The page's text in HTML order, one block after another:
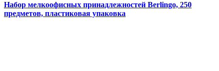
Набор мелкоофисных принадлежностей Berlingo, 250
предметов, пластиковая упаковка